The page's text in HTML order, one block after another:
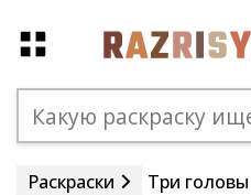
Раскраски Три головы